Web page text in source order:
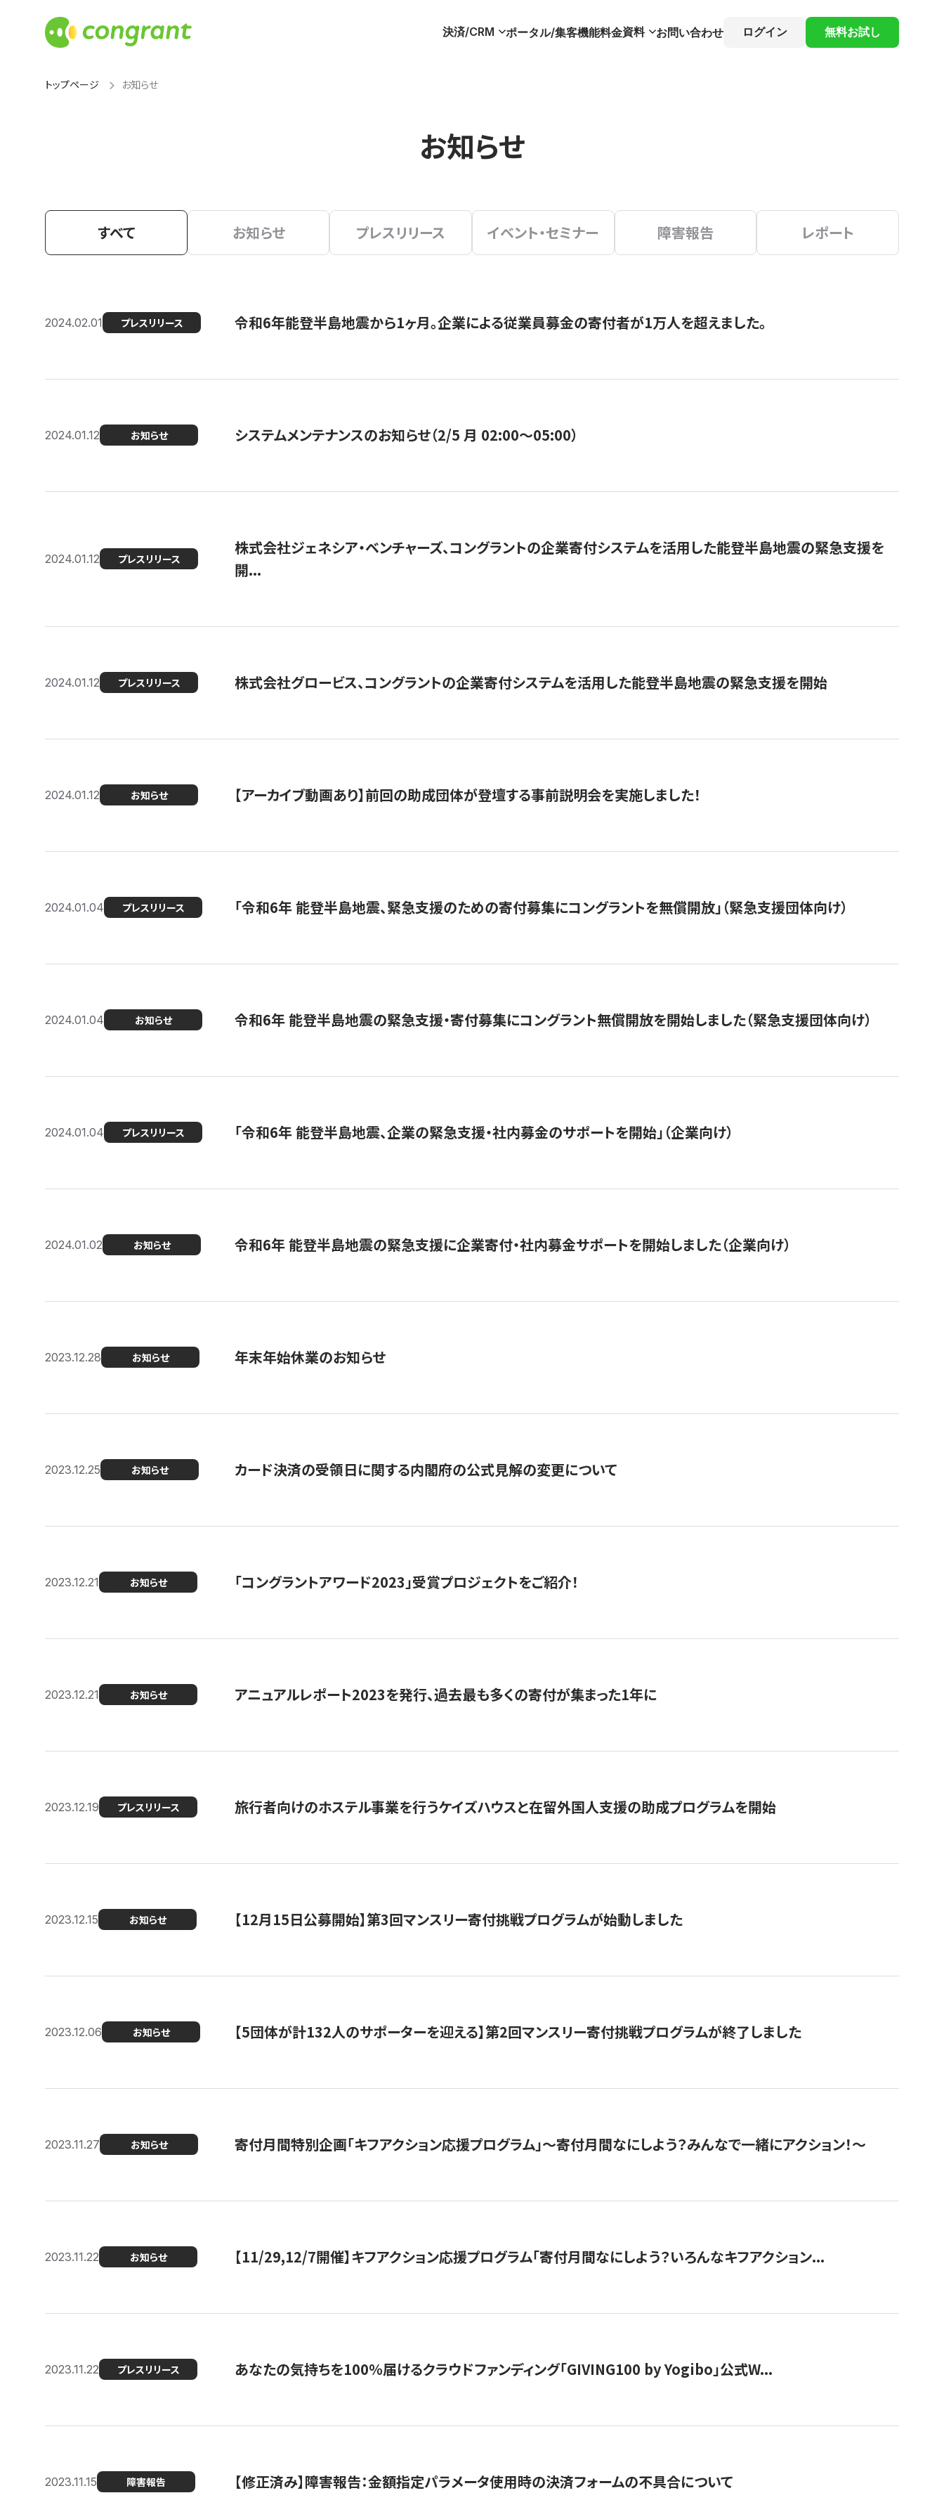
決済/CRM ポータル/集客機能料金資料 お問い合わせ ログイン 無料お試し
トップページ お知らせ
お知らせ
すべて お知らせ プレスリリース イベント・セミナー 障害報告 レポート
2024.02.01 プレスリリース 令和6年能登半島地震から1ヶ月。企業による従業員募金の寄付者が1万人を超えました。
2024.01.12 お知らせ システムメンテナンスのお知らせ（2/5 月 02:00〜05:00）
2024.01.12 プレスリリース
株式会社ジェネシア・ベンチャーズ、コングラントの企業寄付システムを活用した能登半島地震の緊急支援を
開...
2024.01.12 プレスリリース 株式会社グロービス、コングラントの企業寄付システムを活用した能登半島地震の緊急支援を開始
2024.01.12 お知らせ 【アーカイブ動画あり】前回の助成団体が登壇する事前説明会を実施しました！
2024.01.04 プレスリリース 「令和6年 能登半島地震、緊急支援のための寄付募集にコングラントを無償開放」（緊急支援団体向け）
2024.01.04 お知らせ 令和6年 能登半島地震の緊急支援・寄付募集にコングラント無償開放を開始しました（緊急支援団体向け）
2024.01.04 プレスリリース 「令和6年 能登半島地震、企業の緊急支援・社内募金のサポートを開始」（企業向け）
2024.01.02 お知らせ 令和6年 能登半島地震の緊急支援に企業寄付・社内募金サポートを開始しました（企業向け）
2023.12.28 お知らせ 年末年始休業のお知らせ
2023.12.25 お知らせ カード決済の受領日に関する内閣府の公式見解の変更について
2023.12.21 お知らせ 「コングラントアワード2023」受賞プロジェクトをご紹介！
2023.12.21 お知らせ アニュアルレポート2023を発行、過去最も多くの寄付が集まった1年に
2023.12.19 プレスリリース 旅行者向けのホステル事業を行うケイズハウスと在留外国人支援の助成プログラムを開始
2023.12.15 お知らせ 【12月15日公募開始】第3回マンスリー寄付挑戦プログラムが始動しました
2023.12.06 お知らせ 【5団体が計132人のサポーターを迎える】第2回マンスリー寄付挑戦プログラムが終了しました
2023.11.27 お知らせ 寄付月間特別企画「キフアクション応援プログラム」〜寄付月間なにしよう？みんなで一緒にアクション！〜
2023.11.22 お知らせ 【11/29,12/7開催】キフアクション応援プログラム「寄付月間なにしよう？いろんなキフアクション...
2023.11.22 プレスリリース あなたの気持ちを100％届けるクラウドファンディング「GIVING100 by Yogibo」公式W...
2023.11.15 障害報告 【修正済み】障害報告：金額指定パラメータ使用時の決済フォームの不具合について